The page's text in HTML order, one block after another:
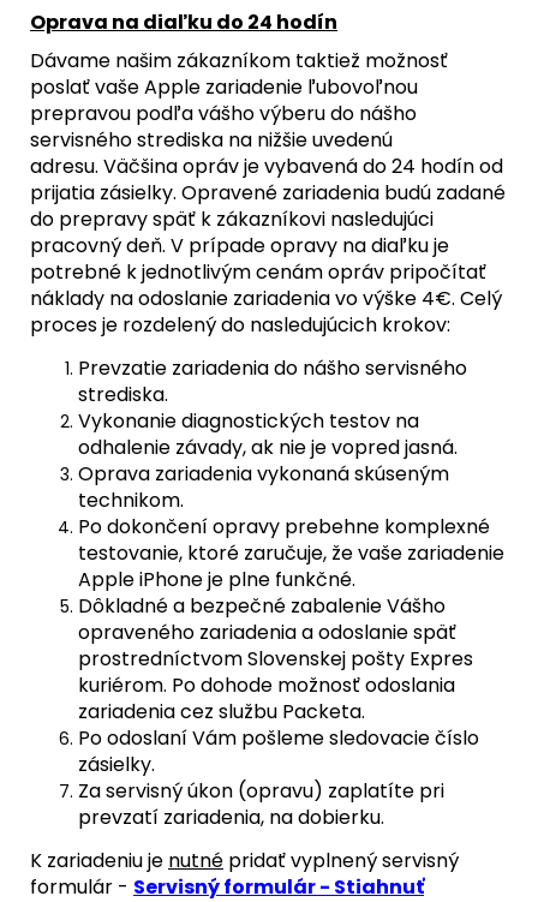
Oprava na diaľku do 24 hodín
Dávame našim zákazníkom taktiež možnosť
poslať vaše Apple zariadenie ľubovoľnou
prepravou podľa vášho výberu do nášho
servisného strediska na nižšie uvedenú
adresu. Väčšina opráv je vybavená do 24 hodín od
prijatia zásielky. Opravené zariadenia budú zadané
do prepravy späť k zákazníkovi nasledujúci
pracovný deň. V prípade opravy na diaľku je
potrebné k jednotlivým cenám opráv pripočítať
náklady na odoslanie zariadenia vo výške 4€. Celý
proces je rozdelený do nasledujúcich krokov:
Prevzatie zariadenia do nášho servisného
strediska.
Vykonanie diagnostických testov na
odhalenie závady, ak nie je vopred jasná.
Oprava zariadenia vykonaná skúseným
technikom.
Po dokončení opravy prebehne komplexné
testovanie, ktoré zaručuje, že vaše zariadenie
Apple iPhone je plne funkčné.
Dôkladné a bezpečné zabalenie Vášho
opraveného zariadenia a odoslanie späť
prostredníctvom Slovenskej pošty Expres
kuriérom. Po dohode možnosť odoslania
zariadenia cez službu Packeta.
Po odoslaní Vám pošleme sledovacie číslo
zásielky.
Za servisný úkon (opravu) zaplatíte pri
prevzatí zariadenia, na dobierku.
K zariadeniu je nutné pridať vyplnený servisný
formulár - Servisný formulár - Stiahnuť